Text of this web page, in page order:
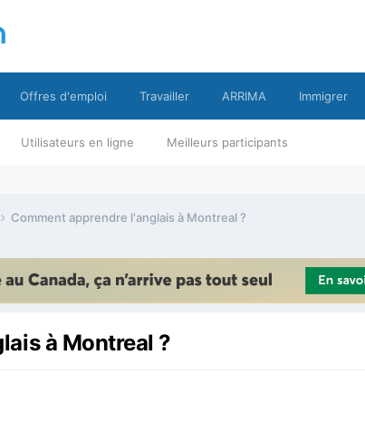
Utilisateurs en ligne Meilleurs participants
Offres d'emploi Travailler ARRIMA Immigrer
Comment apprendre l'anglais à Montreal ?
à Montreal ?